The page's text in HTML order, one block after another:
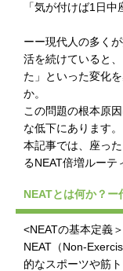
「気が付けば1日中
ーー現代人の多く
活を続けていると
た」といった変化
か。
この問題の根本原
な低下にあります。
本記事では、座っ
るNEAT倍増ルーテ
NEATとは何か？ー
<NEATの基本定義＞
NEAT（Non-
的なスポーツや筋